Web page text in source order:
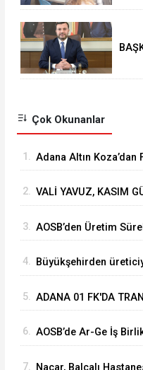
Çok Okunanlar
1. Adana Altın Koza’dan
2. VALİ YAVUZ, KASIM
3. ⁠AOSB’den Üretim
4. Büyükşehirden
5. ADANA 01 FK'DA
6. AOSB’de Ar-Ge İş
7. Nacar, Balcalı